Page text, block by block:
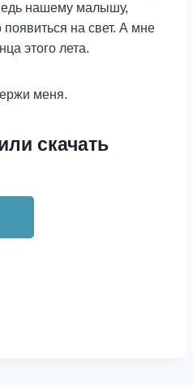
нашему малышу,
на свет. А мне
этого лета.
меня.
скачать